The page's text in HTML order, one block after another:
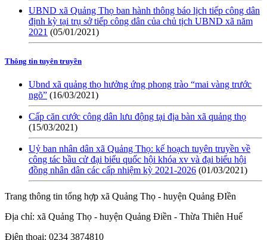
UBND xã Quảng Thọ ban hành thông báo lịch tiếp công dân
định kỳ tại trụ sở tiếp công dân của chủ tịch UBND xã năm
2021 (05/01/2021)
Thông tin tuyên truyền
Ubnd xã quảng thọ hưởng ứng phong trào “mai vàng trước
ngõ” (16/03/2021)
Cấp căn cước công dân lưu động tại địa bàn xã quảng thọ
(15/03/2021)
Uỷ ban nhân dân xã Quảng Thọ: kế hoạch tuyên truyền về
công tác bầu cử đại biểu quốc hội khóa xv và đại biểu hội
đồng nhân dân các cấp nhiệm kỳ 2021-2026 (01/03/2021)
Trang thông tin tổng hợp xã Quảng Thọ - huyện Quảng ĐIền
Địa chỉ: xã Quảng Thọ - huyện Quảng Điền - Thừa Thiên Huế
Điện thoại: 0234 3874810